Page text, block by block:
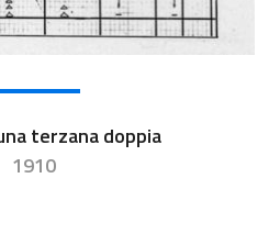
terzana doppia
1910